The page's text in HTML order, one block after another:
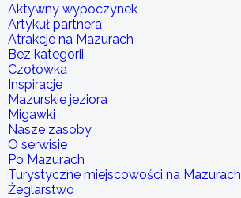
Aktywny wypoczynek
Artykuł partnera
Atrakcje na Mazurach
Bez kategorii
Czołówka
Inspiracje
Mazurskie jeziora
Migawki
Nasze zasoby
O serwisie
Po Mazurach
Turystyczne miejscowości na Mazurach
Żeglarstwo